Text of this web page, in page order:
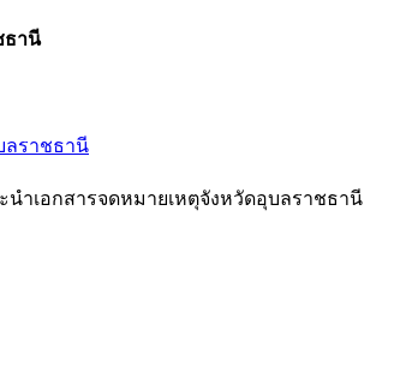
ธานี
ลราชธานี
นำเอกสารจดหมายเหตุจังหวัดอุบลราชธานี